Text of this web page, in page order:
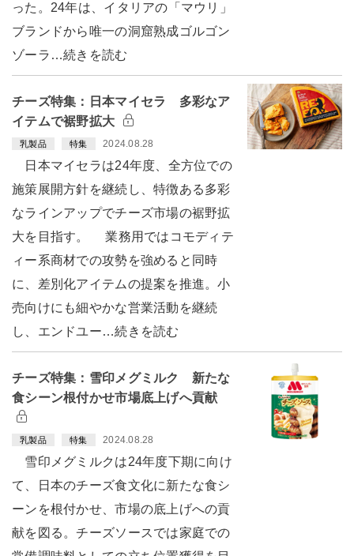
った。24年は、イタリアの「マウリ」
ブランドから唯一の洞窟熟成ゴルゴン
ゾーラ…続きを読む
チーズ特集：日本マイセラ 多彩なア
イテムで裾野拡大
乳製品 特集 2024.08.28
日本マイセラは24年度、全方位での
施策展開方針を継続し、特徴ある多彩
なラインアップでチーズ市場の裾野拡
大を目指す。 業務用ではコモディテ
ィー系商材での攻勢を強めると同時
に、差別化アイテムの提案を推進。小
売向けにも細やかな営業活動を継続
し、エンドユー…続きを読む
チーズ特集：雪印メグミルク 新たな
食シーン根付かせ市場底上げへ貢献
乳製品 特集 2024.08.28
雪印メグミルクは24年度下期に向け
て、日本のチーズ食文化に新たな食シ
ーンを根付かせ、市場の底上げへの貢
献を図る。チーズソースでは家庭での